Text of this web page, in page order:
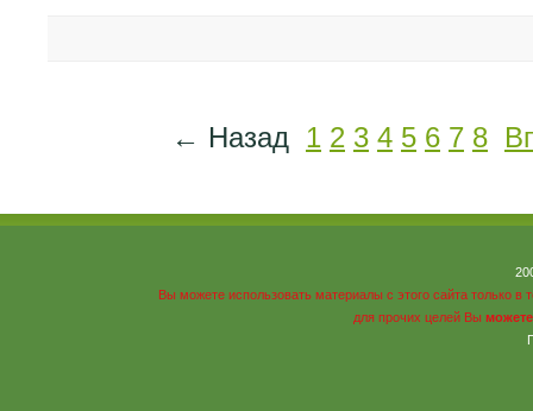
← Назад 1 2 3 4 5 6 7 8
Вы можете использовать материалы с этого сайта только
для прочих целей Вы